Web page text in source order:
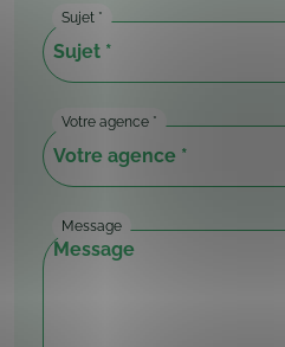
Sujet *
Votre agence *
Message